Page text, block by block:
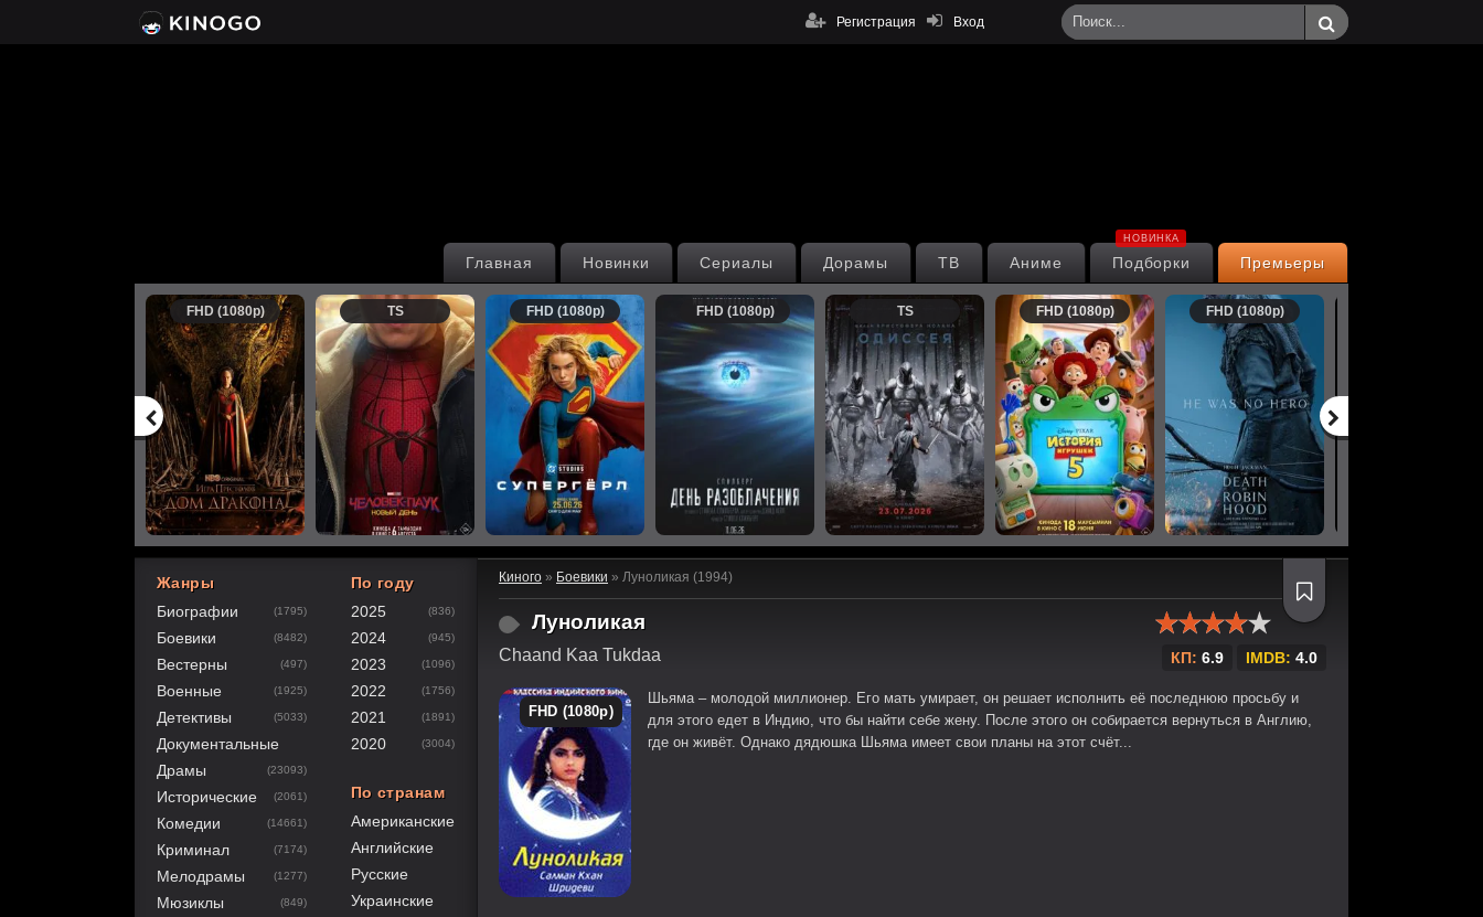
Вход
Регистрация
Премьеры
Подборки
НОВИНКА
Аниме
ТВ
Дорамы
Сериалы
Новинки
Главная
FHD (1080p) TS FHD (1080p) FHD (1080p) TS FHD (1080p) FHD (1080p)
Киного » Боевики » Луноликая (1994)
Луноликая
Chaand Kaa Tukdaa
80
1 2 3 4
КП: 6.9 IMDB: 4.0
FHD (1080p)
Шьяма – молодой миллионер. Его мать умирает, он решает исполнить её последнюю просьбу и
для этого едет в Индию, что бы найти себе жену. После этого он собирается вернуться в Англию,
где он живёт. Однако дядюшка Шьяма имеет свои планы на этот счёт...
Жанры
Биографии
(1795)
Боевики (8482)
Вестерны (497)
Военные (1925)
Детективы (5033)
Документальные
Драмы
(23093)
Исторические (2061)
Комедии (14661)
Криминал (7174)
Мелодрамы (1277)
Мюзиклы (849)
По году
2025
(836)
2024 (945)
2023 (1096)
2022 (1756)
2021 (1891)
2020 (3004)
По странам
Американские
Английские
Русские
Украинские